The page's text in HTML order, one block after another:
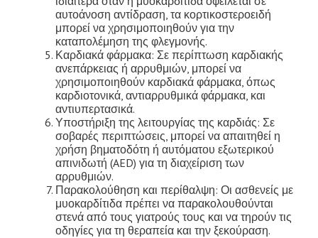
αυτοάνοση αντίδραση, τα κορτικοστεροειδή
μπορεί να χρησιμοποιηθούν για την
καταπολέμηση της φλεγμονής.
Καρδιακά φάρμακα: Σε περίπτωση καρδιακής
ανεπάρκειας ή αρρυθμιών, μπορεί να
χρησιμοποιηθούν καρδιακά φάρμακα, όπως
καρδιοτονικά, αντιαρρυθμικά φάρμακα, και
αντιυπερτασικά.
Υποστήριξη της λειτουργίας της καρδιάς: Σε
σοβαρές περιπτώσεις, μπορεί να απαιτηθεί η
χρήση βηματοδότη ή αυτόματου εξωτερικού
απινιδωτή (AED) για τη διαχείριση των
αρρυθμιών.
Παρακολούθηση και περίθαλψη: Οι ασθενείς με
μυοκαρδίτιδα πρέπει να παρακολουθούνται
στενά από τους γιατρούς τους και να τηρούν τις
οδηγίες για τη θεραπεία και την ξεκούραση.